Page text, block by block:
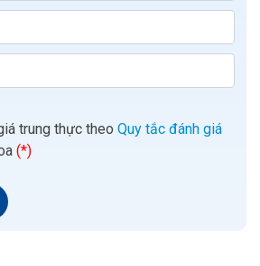
trung thực theo Quy tắc đánh giá
(*)